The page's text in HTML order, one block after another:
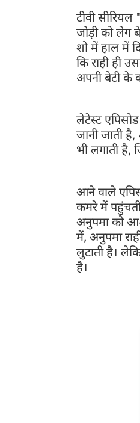
टीवी सीरियल
जोड़ी को लेग
शो में हाल में
कि राही ही
अपनी बेटी के
लेटेस्ट
जानी जाती
भी लगाती है,
आने वाले
कमरे में पहुंचती
अनुपमा को
में, अनुपमा
लुटाती है।
है।